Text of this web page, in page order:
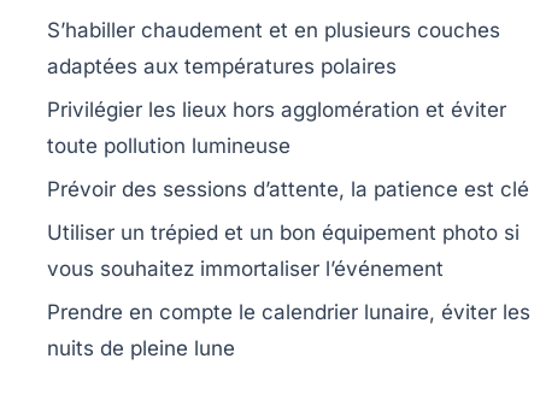
S’habiller chaudement et en plusieurs couches
adaptées aux températures polaires
Privilégier les lieux hors agglomération et éviter
toute pollution lumineuse
Prévoir des sessions d’attente, la patience est clé
Utiliser un trépied et un bon équipement photo si
vous souhaitez immortaliser l’événement
Prendre en compte le calendrier lunaire, éviter les
nuits de pleine lune